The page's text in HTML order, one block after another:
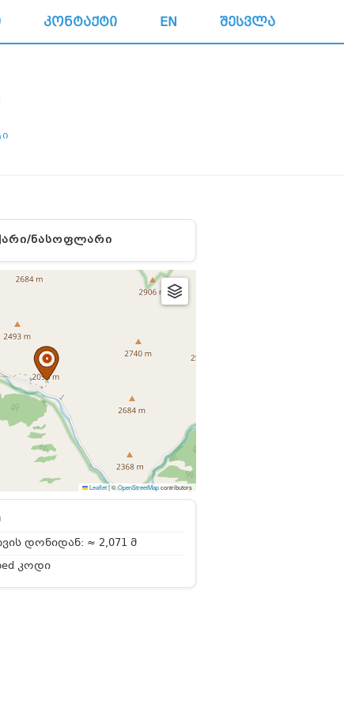
ᲙᲝᲜᲢᲐᲥᲢᲘ EN ᲨᲔᲡᲕᲚᲐ
ᲜᲐᲡᲝᲤᲚᲐᲠᲘ
Leaflet|©OpenStreetMapcontributors
დონიდან: ≈ 2,071 მ
კოდი